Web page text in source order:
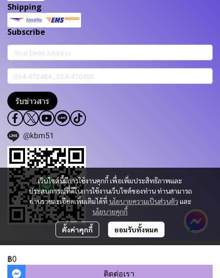
฿0
ติดต่อเรา
เว็บไซต์นี้มีการใช้งานคุกกี้ เพื่อเพิ่มประสิทธิภาพและ
ประสบการณ์ที่ดีในการใช้งานเว็บไซต์ของท่าน ท่านสามารถ
อ่านรายละเอียดเพิ่มเติมได้ที่ นโยบายความเป็นส่วนตัว และ
นโยบายคุกกี้
ตั้งค่าคุกกี้ ยอมรับทั้งหมด
Shipping
Subscribe
รับข่าวสาร
@kbm51
Copyright 2023 | All Rights Reserved | Powered by KBM PART & TRADING
ผู้เข้าชมวันนี้36